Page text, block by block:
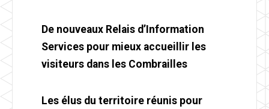
De nouveaux Relais d’Information
Services pour mieux accueillir les
visiteurs dans les Combrailles
Les élus du territoire réunis pour